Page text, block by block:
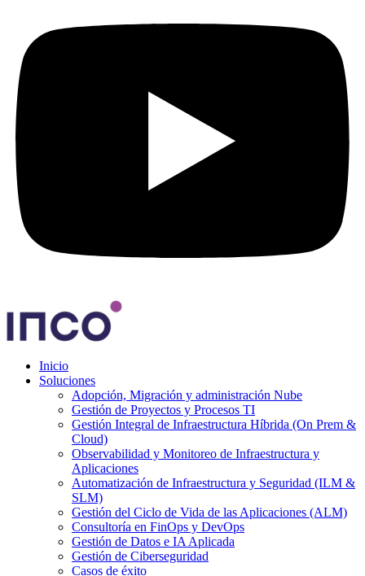
Inicio
Soluciones
Adopción, Migración y administración Nube
Gestión de Proyectos y Procesos TI
Gestión Integral de Infraestructura Híbrida (On Prem &
Cloud)
Observabilidad y Monitoreo de Infraestructura y
Aplicaciones
Automatización de Infraestructura y Seguridad (ILM &
SLM)
Gestión del Ciclo de Vida de las Aplicaciones (ALM)
Consultoría en FinOps y DevOps
Gestión de Datos e IA Aplicada
Gestión de Ciberseguridad
Casos de éxito